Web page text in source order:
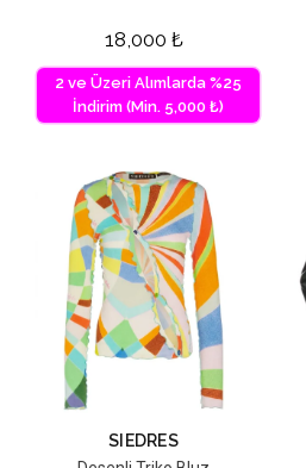
18,000 ₺
2 ve Üzeri Alımlarda %25
İndirim (Min. 5,000 ₺)
SIEDRES